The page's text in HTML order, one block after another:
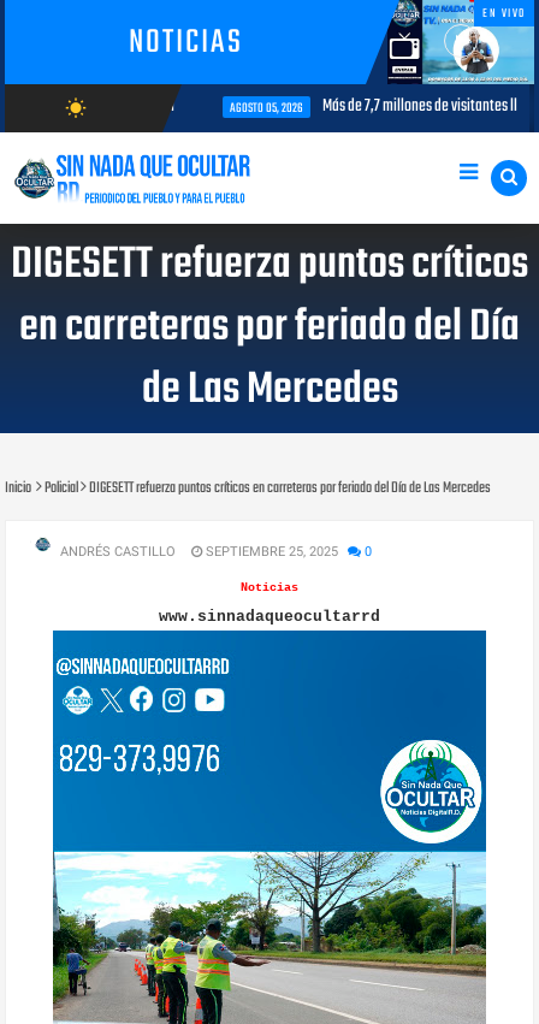
NOTICIAS
EN VIVO
wb_sunny
AGOSTO/9/2026
para la aviación civil AGOSTO 05, 2026 Más de 7,7 millones de visitantes
DIGESETT refuerza puntos críticos
en carreteras por feriado del Día
de Las Mercedes
Inicio Policial DIGESETT refuerza puntos críticos en carreteras por feriado del Día de Las Mercedes
ANDRÉS CASTILLO SEPTIEMBRE 25, 2025 0
Noticias
www.sinnadaqueocultarrd